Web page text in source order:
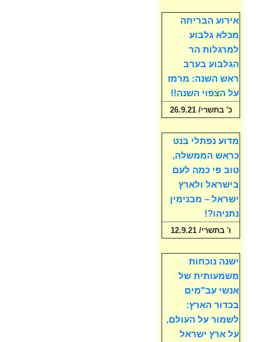
אירוע הבריחה
מכלא גלבוע
למרגלות הר
הגלבוע בערב
ראש השנה: מרמז
על הצפוי השנה!!
כ' בתשרי/ 26.9.21
מדוע נפתלי בנט
כראש הממשלה,
טוב פי כמה לעם
בישראל ולארץ
ישראל – מבנימין
נתניהו?!
ו' בתשרי/ 12.9.21
ישנה נוכחות
משמעותית של
אנשי עב"מים
בכדור הארץ:
לשמור על העולם,
על ארץ ישראל